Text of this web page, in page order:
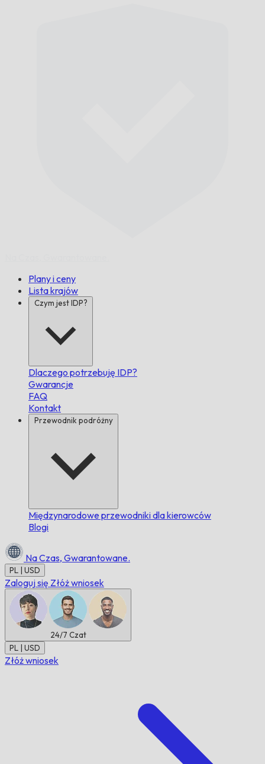
Plany i ceny
Lista krajów
Czym jest IDP?
Dlaczego potrzebuję IDP?
Gwarancje
FAQ
Kontakt
Przewodnik podróżny
Międzynarodowe przewodniki dla kierowców
Blogi
Na Czas, Gwarantowane.
PL | USD
Zaloguj się Złóż wniosek
24/7 Czat
PL | USD
Złóż wniosek